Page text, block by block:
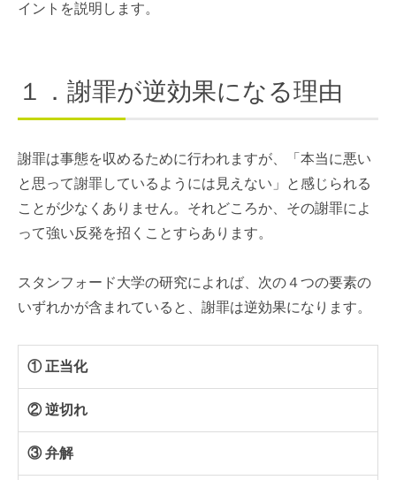
イントを説明します。
１．謝罪が逆効果になる理由
謝罪は事態を収めるために行われますが、「本当に悪い
と思って謝罪しているようには見えない」と感じられる
ことが少なくありません。それどころか、その謝罪によ
って強い反発を招くことすらあります。
スタンフォード大学の研究によれば、次の４つの要素の
いずれかが含まれていると、謝罪は逆効果になります。
① 正当化
② 逆切れ
③ 弁解